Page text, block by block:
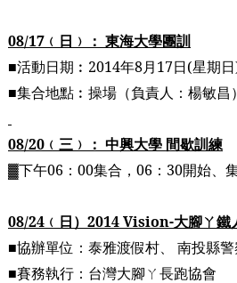
08/17 ﹙ 日 ﹚ ： 東海大學團訓
■活動日期 ︰ 2014年8月17日(星期日
■集合地點 ︰ 操場 （負責人：楊敏昌
08/20 ﹙ 三 ﹚ ： 中興大學 間歇訓練
▓下午06 ： 00集合， 06 ： 30開始、
08/24 ﹙ 日） 2014 Vision-大腳ㄚ鐵
■協辦單位：泰雅渡假村、 南投縣
■賽務執行：台灣大腳ㄚ長跑協會